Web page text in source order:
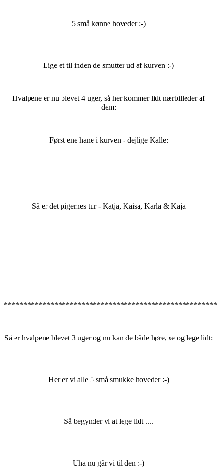
5 små kønne hoveder :-)
Lige et til inden de smutter ud af kurven :-)
Hvalpene er nu blevet 4 uger, så her kommer lidt nærbilleder af
dem:
Først ene hane i kurven - dejlige Kalle:
Så er det pigernes tur - Katja, Kaisa, Karla & Kaja
Så er hvalpene blevet 3 uger og nu kan de både høre, se og lege lidt:
Her er vi alle 5 små smukke hoveder :-)
Så begynder vi at lege lidt ....
Uha nu går vi til den :-)